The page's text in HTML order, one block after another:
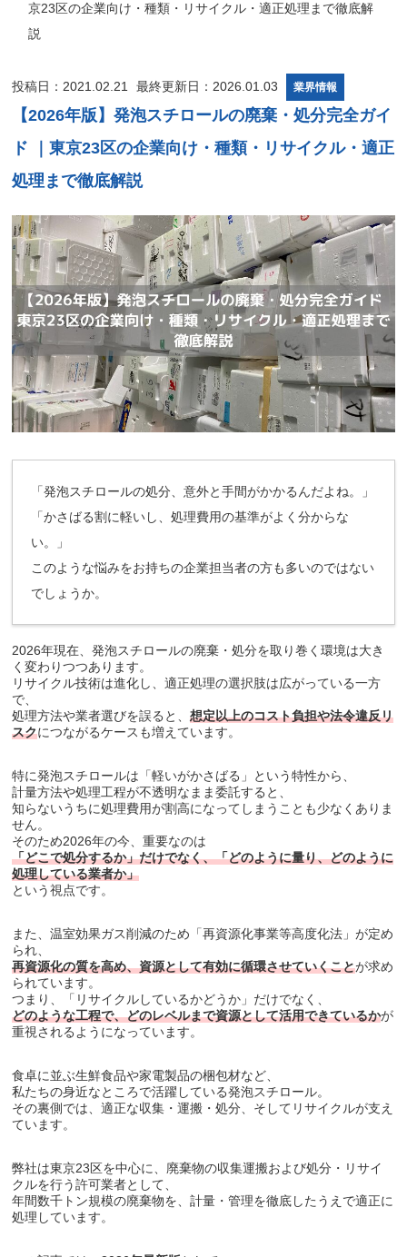
京23区の企業向け・種類・リサイクル・適正処理まで徹底解
説
投稿日：2021.02.21 最終更新日：2026.01.03 業界情報
【2026年版】発泡スチロールの廃棄・処分完全ガイ
ド ｜東京23区の企業向け・種類・リサイクル・適正
処理まで徹底解説
「発泡スチロールの処分、意外と手間がかかるんだよね。」
「かさばる割に軽いし、処理費用の基準がよく分からな
い。」
このような悩みをお持ちの企業担当者の方も多いのではない
でしょうか。
2026年現在、発泡スチロールの廃棄・処分を取り巻く環境は大き
く変わりつつあります。
リサイクル技術は進化し、適正処理の選択肢は広がっている一方
で、
処理方法や業者選びを誤ると、想定以上のコスト負担や法令違反リ
スクにつながるケースも増えています。
特に発泡スチロールは「軽いがかさばる」という特性から、
計量方法や処理工程が不透明なまま委託すると、
知らないうちに処理費用が割高になってしまうことも少なくありま
せん。
そのため2026年の今、重要なのは
「どこで処分するか」だけでなく、「どのように量り、どのように
処理している業者か」
という視点です。
また、温室効果ガス削減のため「再資源化事業等高度化法」が定め
られ、
再資源化の質を高め、資源として有効に循環させていくことが求め
られています。
つまり、「リサイクルしているかどうか」だけでなく、
どのような工程で、どのレベルまで資源として活用できているかが
重視されるようになっています。
食卓に並ぶ生鮮食品や家電製品の梱包材など、
私たちの身近なところで活躍している発泡スチロール。
その裏側では、適正な収集・運搬・処分、そしてリサイクルが支え
ています。
弊社は東京23区を中心に、廃棄物の収集運搬および処分・リサイ
クルを行う許可業者として、
年間数千トン規模の廃棄物を、計量・管理を徹底したうえで適正に
処理しています。